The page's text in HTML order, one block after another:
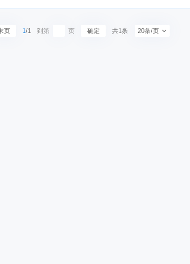
页 1/1 到第 页 确定 共1条 20条/页